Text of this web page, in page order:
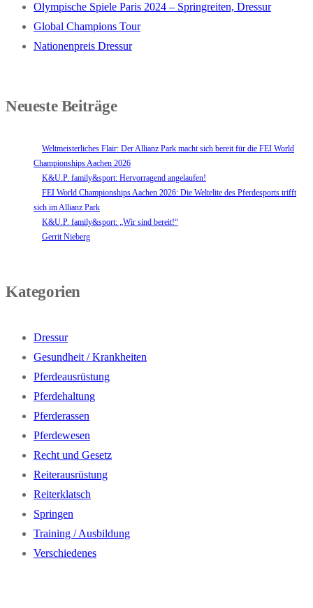
Olympische Spiele Paris 2024 – Springreiten, Dressur
Global Champions Tour
Nationenpreis Dressur
Neueste Beiträge
Weltmeisterliches Flair: Der Allianz Park macht sich bereit für die FEI World
Championships Aachen 2026
K&U.P. family&sport: Hervorragend angelaufen!
FEI World Championships Aachen 2026: Die Weltelite des Pferdesports trifft
sich im Allianz Park
K&U.P. family&sport: „Wir sind bereit!“
Gerrit Nieberg
Kategorien
Dressur
Gesundheit / Krankheiten
Pferdeausrüstung
Pferdehaltung
Pferderassen
Pferdewesen
Recht und Gesetz
Reiterausrüstung
Reiterklatsch
Springen
Training / Ausbildung
Verschiedenes